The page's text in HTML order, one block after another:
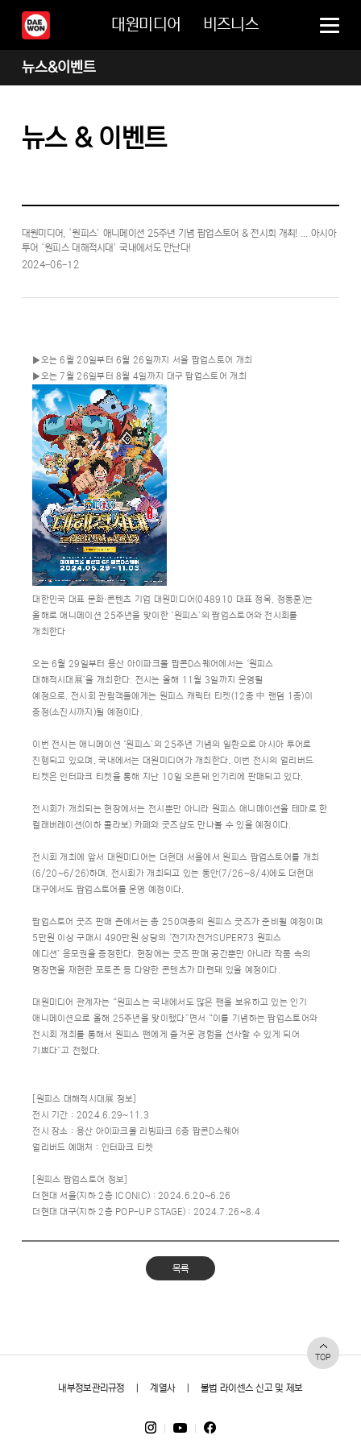
대원미디어 비즈니스
뉴스&이벤트
뉴스 & 이벤트
대원미디어, ‘원피스’ 애니메이션 25주년 기념 팝업스토어 & 전시회 개최! ... 아시아
투어 ‘원피스 대해적시대’ 국내에서도 만난다!
2024-06-12
▶오는 6월 20일부터 6월 26일까지 서울 팝업스토어 개최
▶오는 7월 26일부터 8월 4일까지 대구 팝업스토어 개최
대한민국 대표 문화∙콘텐츠 기업 대원미디어(048910 대표 정욱, 정동훈)는
올해로 애니메이션 25주년을 맞이한 ‘원피스’의 팝업스토어와 전시회를
개최한다
오는 6월 29일부터 용산 아이파크몰 팝콘D스퀘어에서는 ‘원피스
대해적시대展’을 개최한다. 전시는 올해 11월 3일까지 운영될
예정으로, 전시회 관람객들에게는 원피스 캐릭터 티켓(12종 中 랜덤 1종)이
증정(소진시까지)될 예정이다.
이번 전시는 애니메이션 ‘원피스’의 25주년 기념의 일환으로 아시아 투어로
진행되고 있으며, 국내에서는 대원미디어가 개최한다. 이번 전시의 얼리버드
티켓은 인터파크 티켓을 통해 지난 10일 오픈돼 인기리에 판매되고 있다.
전시회가 개최되는 현장에서는 전시뿐만 아니라 원피스 애니메이션을 테마로 한
컬래버레이션(이하 콜라보) 카페와 굿즈샵도 만나볼 수 있을 예정이다.
전시회 개최에 앞서 대원미디어는 더현대 서울에서 원피스 팝업스토어를 개최
(6/20~6/26)하며, 전시회가 개최되고 있는 동안(7/26~8/4)에도 더현대
대구에서도 팝업스토어를 운영 예정이다.
팝업스토어 굿즈 판매 존에서는 총 250여종의 원피스 굿즈가 준비될 예정이며
5만원 이상 구매시 490만원 상당의 ‘전기자전거SUPER73 원피스
에디션’ 응모권을 증정한다. 현장에는 굿즈 판매 공간뿐만 아니라 작품 속의
명장면을 재현한 포토존 등 다양한 콘텐츠가 마련돼 있을 예정이다.
대원미디어 관계자는 “원피스는 국내에서도 많은 팬을 보유하고 있는 인기
애니메이션으로 올해 25주년을 맞이했다”면서 “이를 기념하는 팝업스토어와
전시회 개최를 통해서 원피스 팬에게 즐거운 경험을 선사할 수 있게 되어
기쁘다”고 전했다.
[원피스 대해적시대展 정보]
전시 기간 : 2024.6.29~11.3
전시 장소 : 용산 아이파크몰 리빙파크 6층 팝콘D스퀘어
얼리버드 예매처 : 인터파크 티켓
[원피스 팝업스토어 정보]
더현대 서울(지하 2층 ICONIC) : 2024.6.20~6.26
더현대 대구(지하 2층 POP-UP STAGE) : 2024.7.26~8.4
목록
TOP
내부정보관리규정 |계열사|불법 라이센스 신고 및 제보